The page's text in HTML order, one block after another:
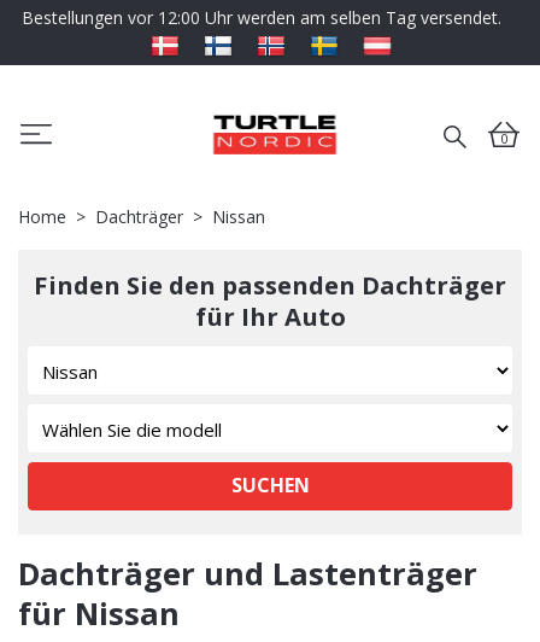
Bestellungen vor 12:00 Uhr werden am selben Tag versendet.
0
Home Dachträger Nissan
Finden Sie den passenden Dachträger
für Ihr Auto
SUCHEN
Dachträger und Lastenträger
für Nissan